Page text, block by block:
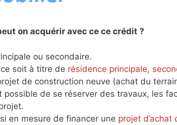
on acquérir avec ce ce crédit ?
ou secondaire.
soit à titre de résidence principale,
de construction neuve (achat du
possible de se réserver des travaux, les
en mesure de financer une projet